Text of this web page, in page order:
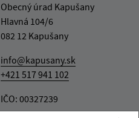
Obecný úrad Kapušany
Hlavná 104/6
082 12 Kapušany
info@kapusany.sk
+421 517 941 102
IČO: 00327239